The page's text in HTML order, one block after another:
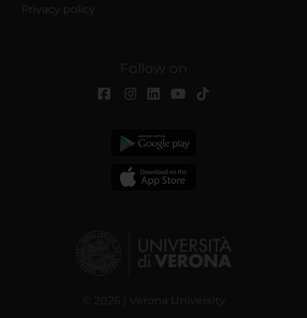
Privacy policy
Follow on
© 2026 | Verona University